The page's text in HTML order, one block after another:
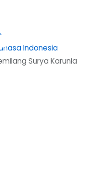
Surya Karunia
Indonesia